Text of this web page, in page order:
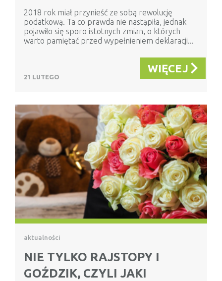
2018 rok miał przynieść ze sobą rewolucję
podatkową. Ta co prawda nie nastąpiła, jednak
pojawiło się sporo istotnych zmian, o których
warto pamiętać przed wypełnieniem deklaracji...
21 LUTEGO
WIĘCEJ
aktualności
NIE TYLKO RAJSTOPY I
GOŹDZIK, CZYLI JAKI